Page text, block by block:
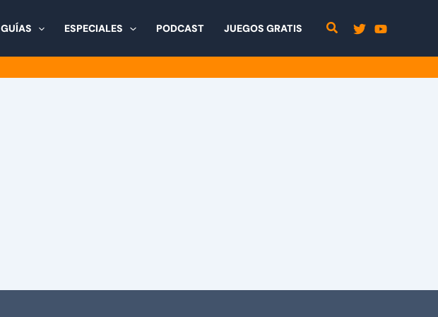
GUÍAS ESPECIALES PODCAST JUEGOS GRATIS